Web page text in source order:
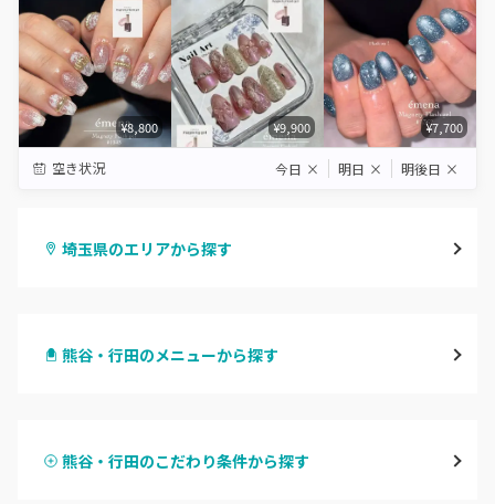
¥8,800 ¥9,900 ¥7,700
空き状況 今日 × 明日 × 明後日 ×
埼玉県のエリアから探す
与野
熊谷・行田のメニューから探す
ハンドスカルプ
熊谷・行田のこだわり条件から探す